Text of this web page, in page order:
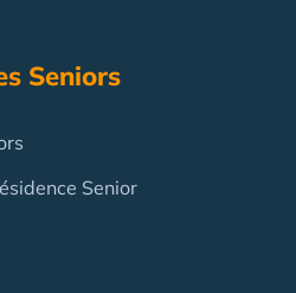
Seniors
Senior